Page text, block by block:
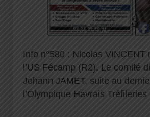
Info n°580 : Nicolas VINCENT
l’US Fécamp (R2). Le comité
Johann JAMET, suite au
l’Olympique Havrais